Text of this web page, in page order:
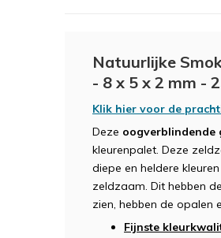
Natuurlijke
- 8 x 5 x 2 mm -
Klik hier voor de
Deze oogverblindende
kleurenpalet. Deze
diepe en heldere
zeldzaam. Dit hebben
zien, hebben de opalen
Fijnste